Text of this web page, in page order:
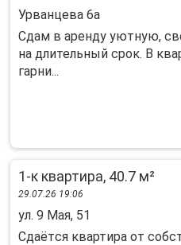
Урванцева 6а
Сдам в аренду уютную,
на длительный срок. В
гарни...
1-к квартира, 40.7 м²
29.07.26 19:06
ул. 9 Мая, 51
Cдаётcя квартирa от